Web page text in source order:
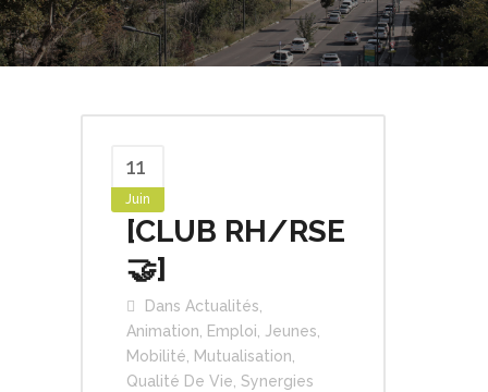
11
Juin
[CLUB RH/RSE
🤝]
Dans Actualités
Animation Emploi Jeunes
Mobilité Mutualisation
Qualité De Vie Synergies